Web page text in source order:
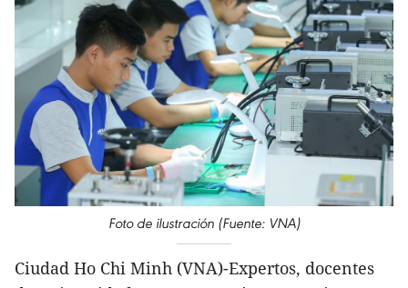
Foto de ilustración (Fuente: VNA)
Ciudad Ho Chi Minh (VNA)-Expertos, docentes